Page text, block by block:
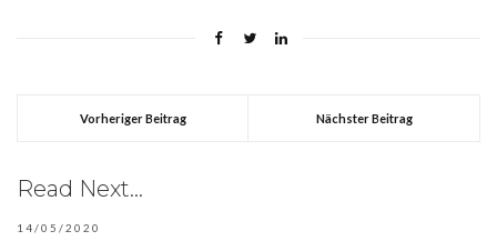
Vorheriger Beitrag Nächster Beitrag
Read Next...
14/05/2020